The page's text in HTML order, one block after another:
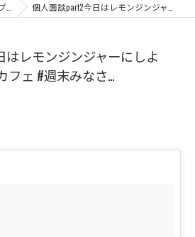
グ 個人面談part2今日はレモンジンジャーにしよう。#恵の雨 #朝カフェ #週末みなさ…
はレモンジンジャーにしよ
フェ #週末みなさ…